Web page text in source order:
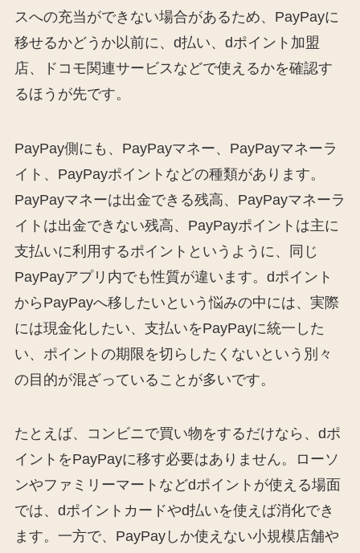
スへの充当ができない場合があるため、PayPayに
移せるかどうか以前に、d払い、dポイント加盟
店、ドコモ関連サービスなどで使えるかを確認す
るほうが先です。
PayPay側にも、PayPayマネー、PayPayマネーラ
イト、PayPayポイントなどの種類があります。
PayPayマネーは出金できる残高、PayPayマネーラ
イトは出金できない残高、PayPayポイントは主に
支払いに利用するポイントというように、同じ
PayPayアプリ内でも性質が違います。dポイント
からPayPayへ移したいという悩みの中には、実際
には現金化したい、支払いをPayPayに統一した
い、ポイントの期限を切らしたくないという別々
の目的が混ざっていることが多いです。
たとえば、コンビニで買い物をするだけなら、dポ
イントをPayPayに移す必要はありません。ローソ
ンやファミリーマートなどdポイントが使える場面
では、dポイントカードやd払いを使えば消化でき
ます。一方で、PayPayしか使えない小規模店舗や